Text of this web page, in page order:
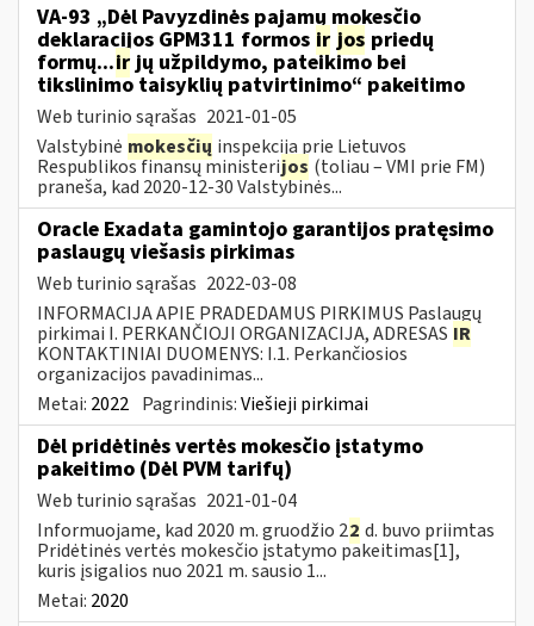
VA-93 „Dėl Pavyzdinės pajamų mokesčio
deklaracijos GPM311 formos ir jos priedų
formų...irjų užpildymo, pateikimo bei
tikslinimo taisyklių patvirtinimo“ pakeitimo
Web turinio sąrašas 2021-01-05
Valstybinė mokesčių inspekcija prie Lietuvos
Respublikos finansų ministerijos (toliau – VMI prie FM)
praneša, kad 2020-12-30 Valstybinės...
Oracle Exadata gamintojo garantijos pratęsimo
paslaugų viešasis pirkimas
Web turinio sąrašas 2022-03-08
INFORMACIJA APIE PRADEDAMUS PIRKIMUS Paslaugų
pirkimai I. PERKANČIOJI ORGANIZACIJA, ADRESAS IR
KONTAKTINIAI DUOMENYS: I.1. Perkančiosios
organizacijos pavadinimas...
Metai: 2022 Pagrindinis:Viešieji pirkimai
Dėl pridėtinės vertės mokesčio įstatymo
pakeitimo (Dėl PVM tarifų)
Web turinio sąrašas 2021-01-04
Informuojame, kad 2020 m. gruodžio 22 d. buvo priimtas
Pridėtinės vertės mokesčio įstatymo pakeitimas[1],
kuris įsigalios nuo 2021 m. sausio 1...
Metai: 2020